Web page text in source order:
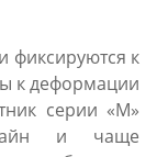
фиксируются к
к деформации
серии «М»
и чаще